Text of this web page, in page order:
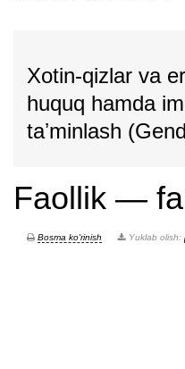
Xotin-qizlar va
huquq hamda
taʼminlash
Faollik —
Bosma ko'rinish Yuklab olish: